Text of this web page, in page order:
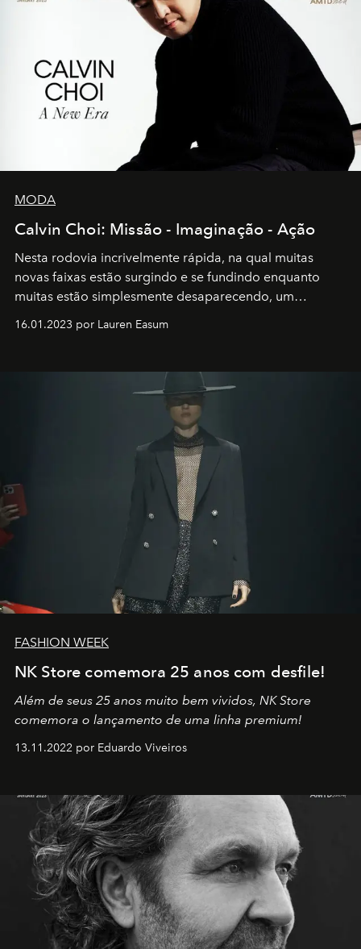
MODA
Calvin Choi: Missão - Imaginação - Ação
Nesta rodovia incrivelmente rápida, na qual muitas
novas faixas estão surgindo e se fundindo enquanto
muitas estão simplesmente desaparecendo, um
transportador AMTD abrindo caminho para muitos
por propósitos, com um claro senso de missão na vida e
16.01.2023 por Lauren Easum
FASHION WEEK
NK Store comemora 25 anos com desfile!
Além de seus 25 anos muito bem vividos, NK Store
comemora o lançamento de uma linha premium!
13.11.2022 por Eduardo Viveiros